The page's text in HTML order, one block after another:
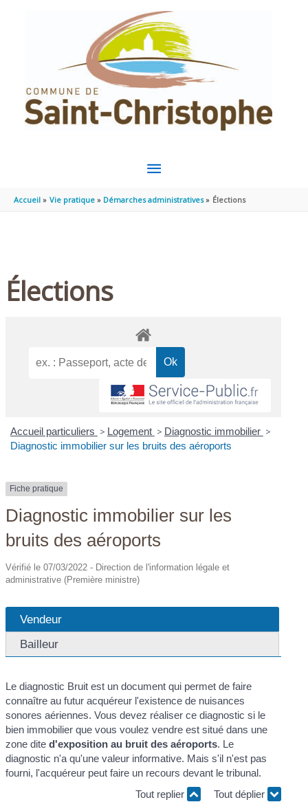
MENU
PRINCIPAL
Accueil Vie pratique Démarches administratives Élections
Élections
Accueil particuliers > Logement > Diagnostic immobilier >
Diagnostic immobilier sur les bruits des aéroports
Fiche pratique
Diagnostic immobilier sur les
bruits des aéroports
Vérifié le 07/03/2022 - Direction de l'information légale et
administrative (Première ministre)
Vendeur
Bailleur
Le diagnostic Bruit est un document qui permet de faire
connaître au futur acquéreur l'existence de nuisances
sonores aériennes. Vous devez réaliser ce diagnostic si le
bien immobilier que vous voulez vendre est situé dans une
zone dited'exposition au bruit des aéroports. Le
diagnostic n'a qu'une valeur informative. Mais s'il n'est pas
fourni, l'acquéreur peut faire un recours devant le tribunal.
Tout replier
Tout déplier